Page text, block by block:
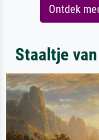
Ontdek
Staaltje